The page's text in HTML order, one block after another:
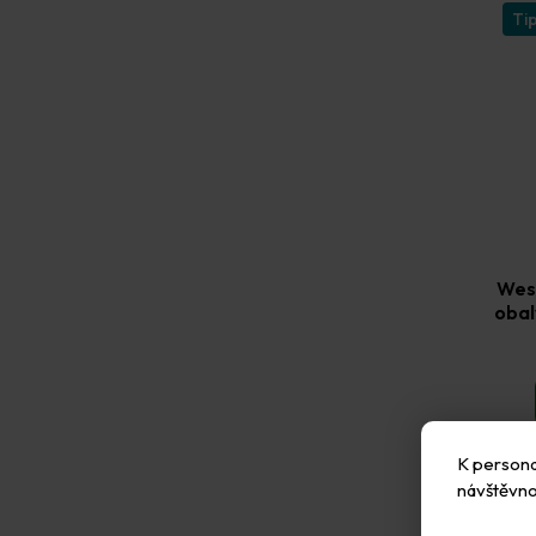
K
Tip